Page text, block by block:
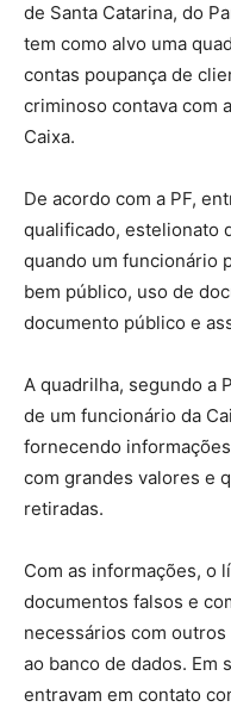
de Santa Catarina, do
tem como alvo uma
contas poupança de
criminoso contava com
Caixa.
De acordo com a PF,
qualificado, estelionato
quando um funcionário
bem público, uso de
documento público e
A quadrilha, segundo a
de um funcionário da
fornecendo
com grandes valores e
retiradas.
Com as informações, o
documentos falsos e
necessários com
ao banco de dados. Em
entravam em contato